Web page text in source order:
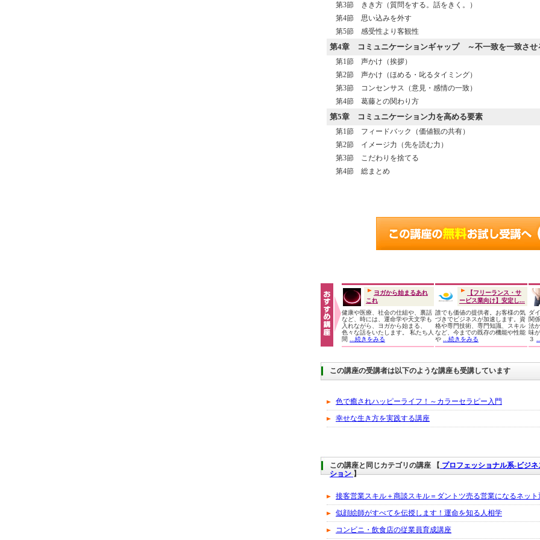
第3節 きき方（質問をする。話をきく。）
第4節 思い込みを外す
第5節 感受性より客観性
第4章 コミュニケーションギャップ ～不一致を一致させ
第1節 声かけ（挨拶）
第2節 声かけ（ほめる・叱るタイミング）
第3節 コンセンサス（意見・感情の一致）
第4節 葛藤との関わり方
第5章 コミュニケーション力を高める要素
第1節 フィードバック（価値観の共有）
第2節 イメージ力（先を読む力）
第3節 こだわりを捨てる
第4節 総まとめ
ヨガから始まるあれ
これ
健康や医療、社会の仕組や、裏話
など、時には、運命学や天文学も
入れながら、ヨガから始まる、
色々な話をいたします。 私たち人
間
...続きをみる
【フリーランス・サ
ービス業向け】安定し...
誰でも価値の提供者。お客様の気
づきでビジネスが加速します。資
格や専門技術、専門知識、スキル
など、今までの既存の機能や性能
や
...続きをみる
ダ
関
法
味
３
この講座の受講者は以下のような講座も受講しています
色で癒されハッピーライフ！～カラーセラピー入門
幸せな生き方を実践する講座
この講座と同じカテゴリの講座 【 プロフェッショナル系-ビジ
ション】
接客営業スキル＋商談スキル＝ダントツ売る営業になるネット
似顔絵師がすべてを伝授します！運命を知る人相学
コンビニ・飲食店の従業員育成講座